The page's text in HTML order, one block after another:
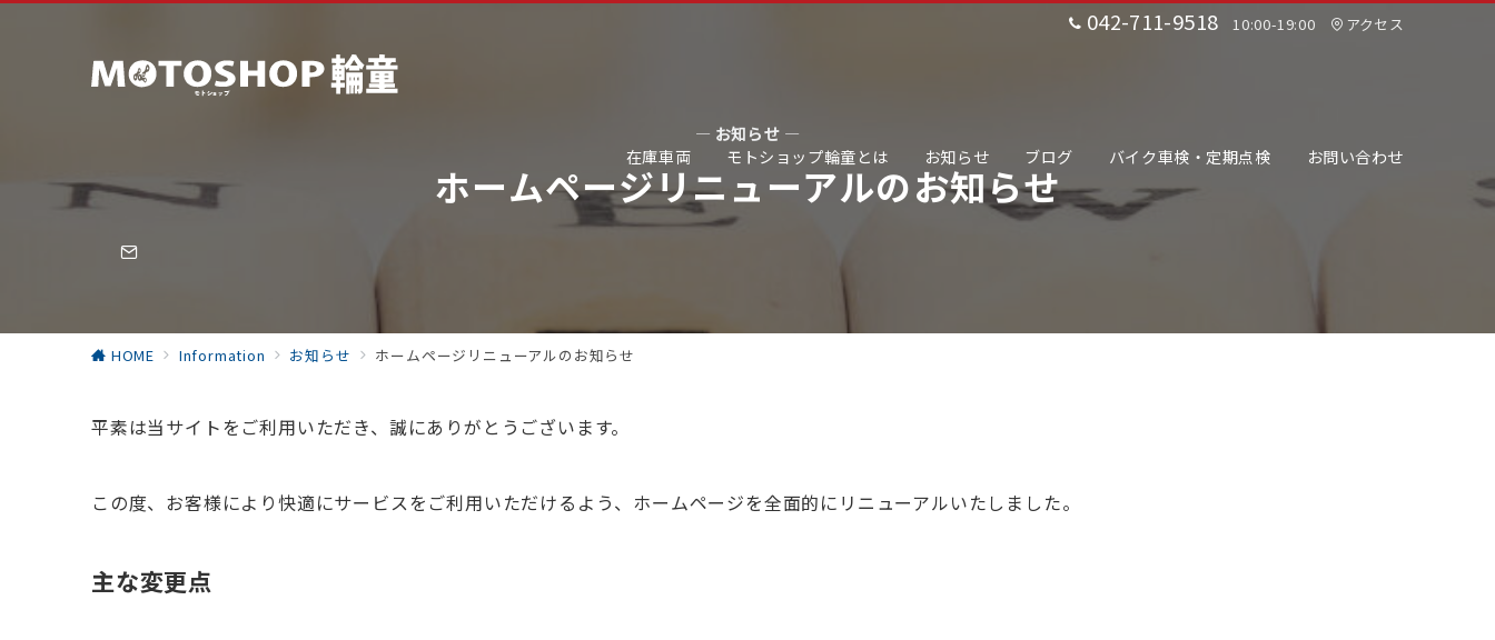
042-711-9518 10:00-19:00 アクセス
在庫車両 モトショップ輪童とは お知らせ ブログ バイク車検・定期点検 お問い合わせ
— お知らせ —
ホームページリニューアルのお知らせ
HOME Information お知らせ ホームページリニューアルのお知らせ
平素は当サイトをご利用いただき、誠にありがとうございます。
この度、お客様により快適にサービスをご利用いただけるよう、ホームページを全面的にリニューアルいたしました。
主な変更点